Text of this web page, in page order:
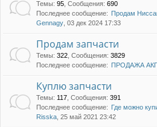
Темы: 95 Сообщения: 690
Последнее сообщение: Продам
Gennagy , 03 дек 2024 17:33
Продам запчасти
Темы: 322 Сообщения: 3829
Последнее сообщение: ПРОДАЖА
Куплю запчасти
Темы: 117 Сообщения: 391
Последнее сообщение: Где можно
Risska , 25 май 2021 23:42